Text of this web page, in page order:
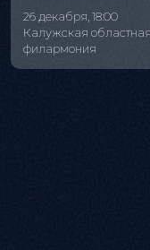
26 декабря, 18:00
Калужская областная
филармония